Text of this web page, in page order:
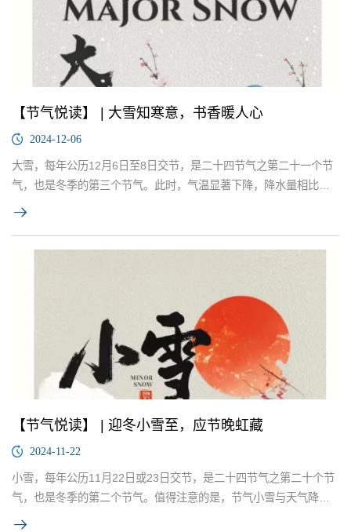
【节气悦读】 | 大雪知寒意，书香暖人心
2024-12-06
大雪，每年公历12月6日至8日交节，是二十四节气之第二十一个节
气，也是冬季的第三个节气。此时，气温显著下降，降水量相比秋
天与初冬有所增加。北方地区已是银装素裹，农田进入休眠期；而
【节气悦读】 | 迎冬小雪至，应节晚虹藏
2024-11-22
小雪，每年公历11月22日或23日交节，是二十四节气之第二十个节
气，也是冬季的第二个节气。值得注意的是，节气小雪与天气降雪
无必然联系，但预示着气温将持续走低、降水量也将逐渐增多。